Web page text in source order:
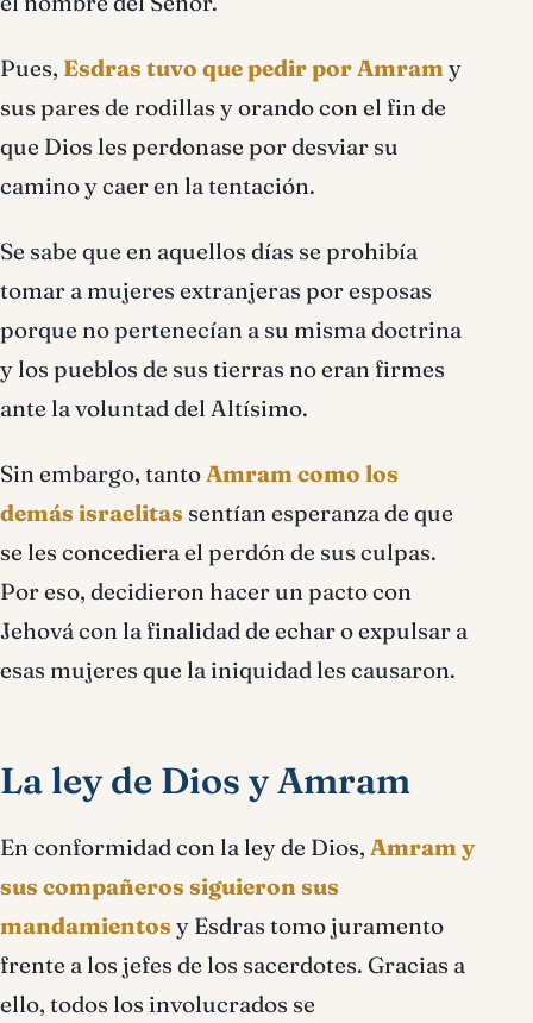
Pues, Esdras tuvo que pedir por Amramy
sus pares de rodillas y orando con el fin de
que Dios les perdonase por desviar su
camino y caer en la tentación.
Se sabe que en aquellos días se prohibía
tomar a mujeres extranjeras por esposas
porque no pertenecían a su misma doctrina
y los pueblos de sus tierras no eran firmes
ante la voluntad del Altísimo.
Sin embargo, tantoAmram como los
demás israelitas sentían esperanza de que
se les concediera el perdón de sus culpas.
Por eso, decidieron hacer un pacto con
Jehová con la finalidad de echar o expulsar a
esas mujeres que la iniquidad les causaron.
La ley de Dios y Amram
En conformidad con la ley de Dios, Amram y
sus compañeros siguieron sus
mandamientos y Esdras tomo juramento
frente a los jefes de los sacerdotes. Gracias a
ello, todos los involucrados se